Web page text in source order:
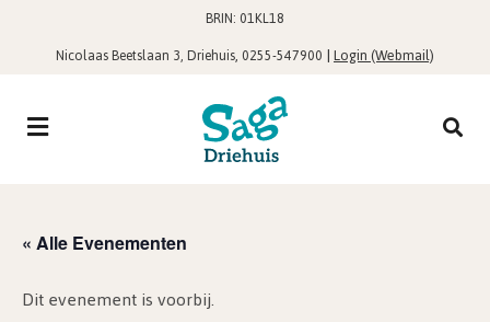
BRIN: 01KL18
Nicolaas Beetslaan 3, Driehuis, 0255-547900 |Login (Webmail)
« Alle Evenementen
Dit evenement is voorbij.